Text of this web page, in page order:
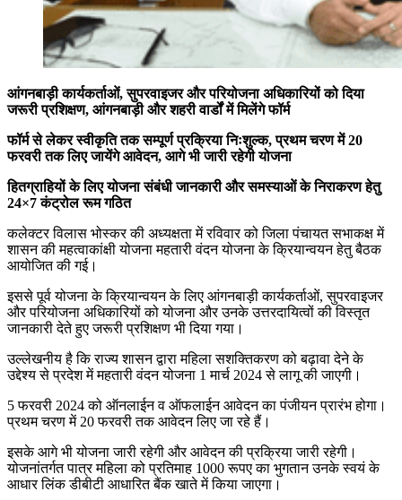
आंगनबाड़ी कार्यकर्ताओं, सुपरवाइजर और परियोजना अधिकारियों को दिया
जरूरी प्रशिक्षण, आंगनबाड़ी और शहरी वार्डों में मिलेंगे फॉर्म
फॉर्म से लेकर स्वीकृति तक सम्पूर्ण प्रक्रिया निःशुल्क, प्रथम चरण में 20
फरवरी तक लिए जायेंगे आवेदन, आगे भी जारी रहेगी योजना
हितग्राहियों के लिए योजना संबंधी जानकारी और समस्याओं के निराकरण हेतु
24×7 कंट्रोल रूम गठित
कलेक्टर विलास भोस्कर की अध्यक्षता में रविवार को जिला पंचायत सभाकक्ष में
शासन की महत्वाकांक्षी योजना महतारी वंदन योजना के क्रियान्वयन हेतु बैठक
आयोजित की गई।
इससे पूर्व योजना के क्रियान्वयन के लिए आंगनबाड़ी कार्यकर्ताओं, सुपरवाइजर
और परियोजना अधिकारियों को योजना और उनके उत्तरदायित्वों की विस्तृत
जानकारी देते हुए जरूरी प्रशिक्षण भी दिया गया।
उल्लेखनीय है कि राज्य शासन द्वारा महिला सशक्तिकरण को बढ़ावा देने के
उद्देश्य से प्रदेश में महतारी वंदन योजना 1 मार्च 2024 से लागू की जाएगी।
5 फरवरी 2024 को ऑनलाईन व ऑफलाईन आवेदन का पंजीयन प्रारंभ होगा।
प्रथम चरण में 20 फरवरी तक आवेदन लिए जा रहे हैं।
इसके आगे भी योजना जारी रहेगी और आवेदन की प्रक्रिया जारी रहेगी।
योजनांतर्गत पात्र महिला को प्रतिमाह 1000 रूपए का भुगतान उनके स्वयं के
आधार लिंक डीबीटी आधारित बैंक खाते में किया जाएगा।